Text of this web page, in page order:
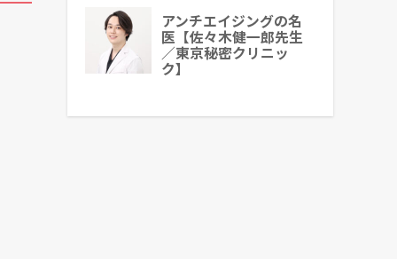
アンチエイジングの名
医【佐々木健一郎先生
／東京秘密クリニッ
ク】